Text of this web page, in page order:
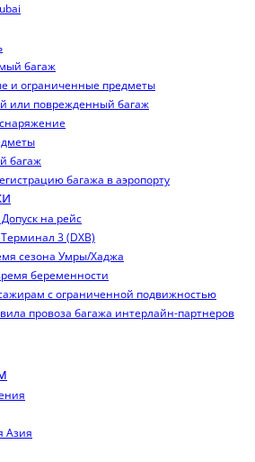
багаж
и ограниченные предметы
или поврежденный багаж
багаж
багажа в аэропорту
на рейс
3 (DXB)
сезона Умры/Хаджа
беременности
с ограниченной подвижностью
провоза багажа интерлайн-партнеров
Азия